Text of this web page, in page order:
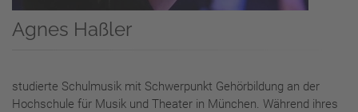
Agnes Haßler
studierte Schulmusik mit Schwerpunkt Gehörbildung an der
Hochschule für Musik und Theater in München. Während ihres